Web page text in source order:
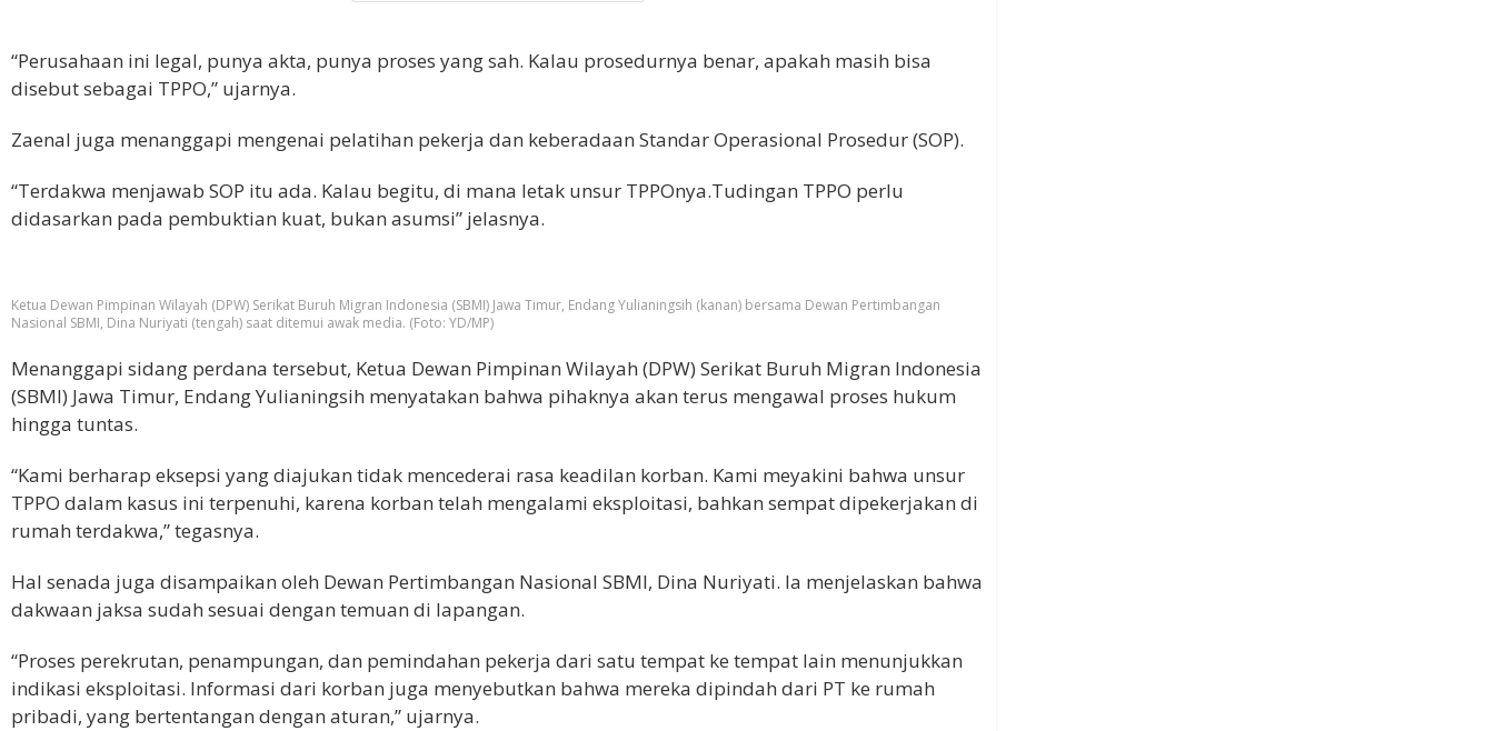
“Perusahaan ini legal, punya akta, punya proses yang sah. Kalau prosedurnya benar, apakah masih bisa
disebut sebagai TPPO,” ujarnya.
Zaenal juga menanggapi mengenai pelatihan pekerja dan keberadaan Standar Operasional Prosedur (SOP).
“Terdakwa menjawab SOP itu ada. Kalau begitu, di mana letak unsur TPPOnya.Tudingan TPPO perlu
didasarkan pada pembuktian kuat, bukan asumsi” jelasnya.
Ketua Dewan Pimpinan Wilayah (DPW) Serikat Buruh Migran Indonesia (SBMI) Jawa Timur, Endang Yulianingsih (kanan) bersama Dewan Pertimbangan
Nasional SBMI, Dina Nuriyati (tengah) saat ditemui awak media. (Foto: YD/MP)
Menanggapi sidang perdana tersebut, Ketua Dewan Pimpinan Wilayah (DPW) Serikat Buruh Migran Indonesia
(SBMI) Jawa Timur, Endang Yulianingsih menyatakan bahwa pihaknya akan terus mengawal proses hukum
hingga tuntas.
“Kami berharap eksepsi yang diajukan tidak mencederai rasa keadilan korban. Kami meyakini bahwa unsur
TPPO dalam kasus ini terpenuhi, karena korban telah mengalami eksploitasi, bahkan sempat dipekerjakan di
rumah terdakwa,” tegasnya.
Hal senada juga disampaikan oleh Dewan Pertimbangan Nasional SBMI, Dina Nuriyati. Ia menjelaskan bahwa
dakwaan jaksa sudah sesuai dengan temuan di lapangan.
“Proses perekrutan, penampungan, dan pemindahan pekerja dari satu tempat ke tempat lain menunjukkan
indikasi eksploitasi. Informasi dari korban juga menyebutkan bahwa mereka dipindah dari PT ke rumah
pribadi, yang bertentangan dengan aturan,” ujarnya.